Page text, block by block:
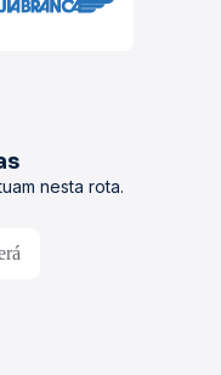
nesta rota.